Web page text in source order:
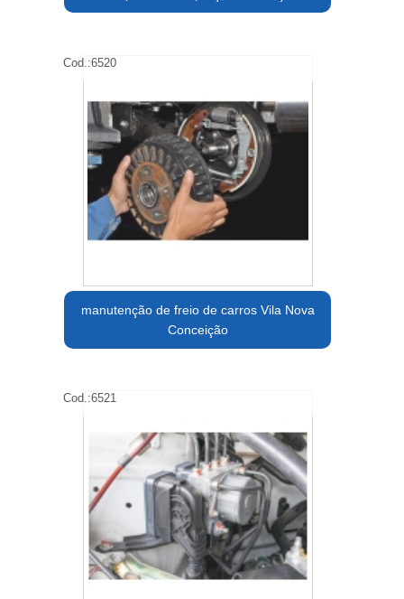
Cod.:6520
manutenção de freio de carros Vila Nova
Conceição
Cod.:6521